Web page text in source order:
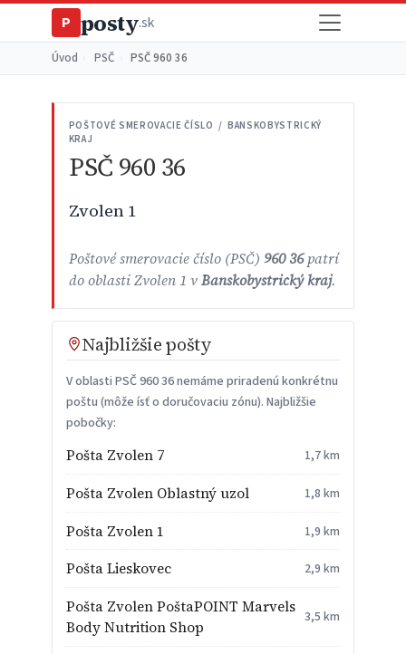
P posty.sk
Úvod PSČ PSČ 960 36
POŠTOVÉ SMEROVACIE ČÍSLO / BANSKOBYSTRICKÝ
KRAJ
PSČ 960 36
Zvolen 1
Poštové smerovacie číslo (PSČ) 960 36patrí
do oblasti Zvolen 1 vBanskobystrický kraj.
Najbližšie pošty
V oblasti PSČ 960 36 nemáme priradenú konkrétnu
poštu (môže ísť o doručovaciu zónu). Najbližšie
pobočky:
Pošta Zvolen 7 1,7 km
Pošta Zvolen Oblastný uzol 1,8 km
Pošta Zvolen 1 1,9 km
Pošta Lieskovec 2,9 km
Pošta Zvolen PoštaPOINT Marvels
Body Nutrition Shop
3,5 km